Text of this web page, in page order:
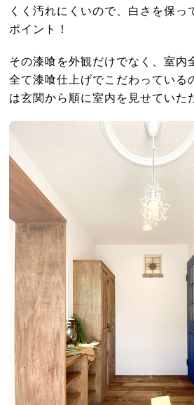
くく汚れにくいので、白さを保っ
ポイント！
その漆喰を外観だけでなく、室内
全て漆喰仕上げでこだわっている
は玄関から順に室内を見せていた